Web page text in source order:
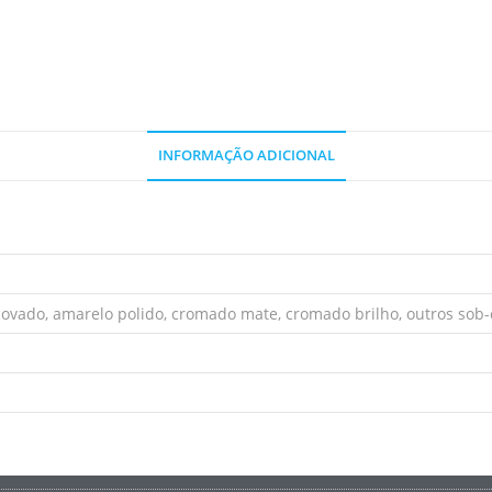
INFORMAÇÃO ADICIONAL
amarelo polido, cromado mate, cromado brilho, outros